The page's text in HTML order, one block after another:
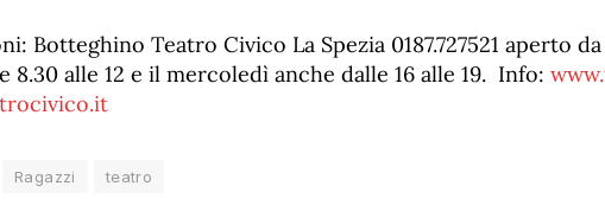
Botteghino Teatro Civico La Spezia 0187.727521 aperto
8.30 alle 12 e il mercoledì anche dalle 16 alle 19. Info:
Ragazzi teatro